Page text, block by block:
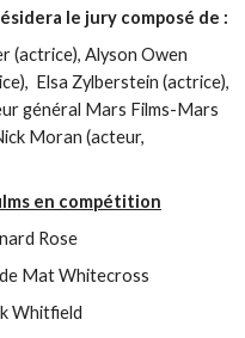
le jury composé de :
(actrice), Alyson Owen
Elsa Zylberstein (actrice),
général Mars Films-Mars
Moran (acteur,
en compétition
Rose
de Mat Whitecross
Whitfield